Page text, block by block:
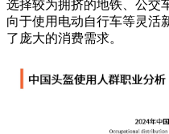
选择较为拥挤的地铁、公交
向于使用电动自行车等灵活
了庞大的消费需求。